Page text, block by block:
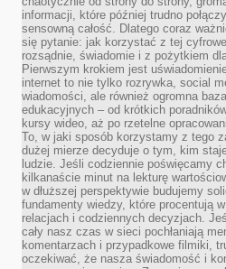
informacji, które później trudno
sensowną całość. Dlatego coraz
się pytanie: jak korzystać z tej
rozsądnie, świadomie i z pożytkiem
Pierwszym krokiem jest
internet to nie tylko rozrywka, social
wiadomości, ale również ogromna
edukacyjnych – od krótkich
kursy wideo, aż po rzetelne
To, w jaki sposób korzystamy z tego
dużej mierze decyduje o tym, kim
ludzie. Jeśli codziennie poświęcamy
kilkanaście minut na lekturę
w dłuższej perspektywie budujemy
fundamenty wiedzy, które procentują
relacjach i codziennych decyzjach.
cały nasz czas w sieci pochłaniają
komentarzach i przypadkowe filmiki,
oczekiwać, że nasza świadomość i